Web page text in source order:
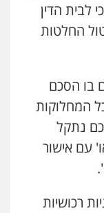
לבית הדין
החלטות
בו הסכם
המחלוקות
נתקל
עם אישור
רכושיות